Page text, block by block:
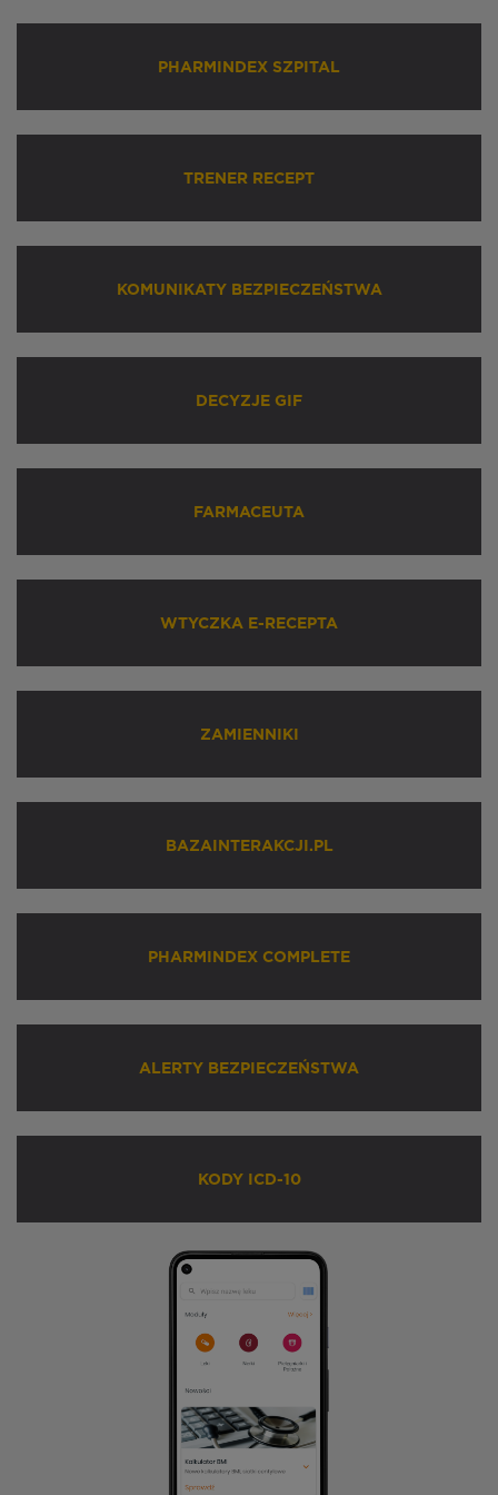
PHARMINDEX SZPITAL
TRENER RECEPT
KOMUNIKATY BEZPIECZEŃSTWA
DECYZJE GIF
FARMACEUTA
WTYCZKA E-RECEPTA
ZAMIENNIKI
BAZAINTERAKCJI.PL
PHARMINDEX COMPLETE
ALERTY BEZPIECZEŃSTWA
KODY ICD-10